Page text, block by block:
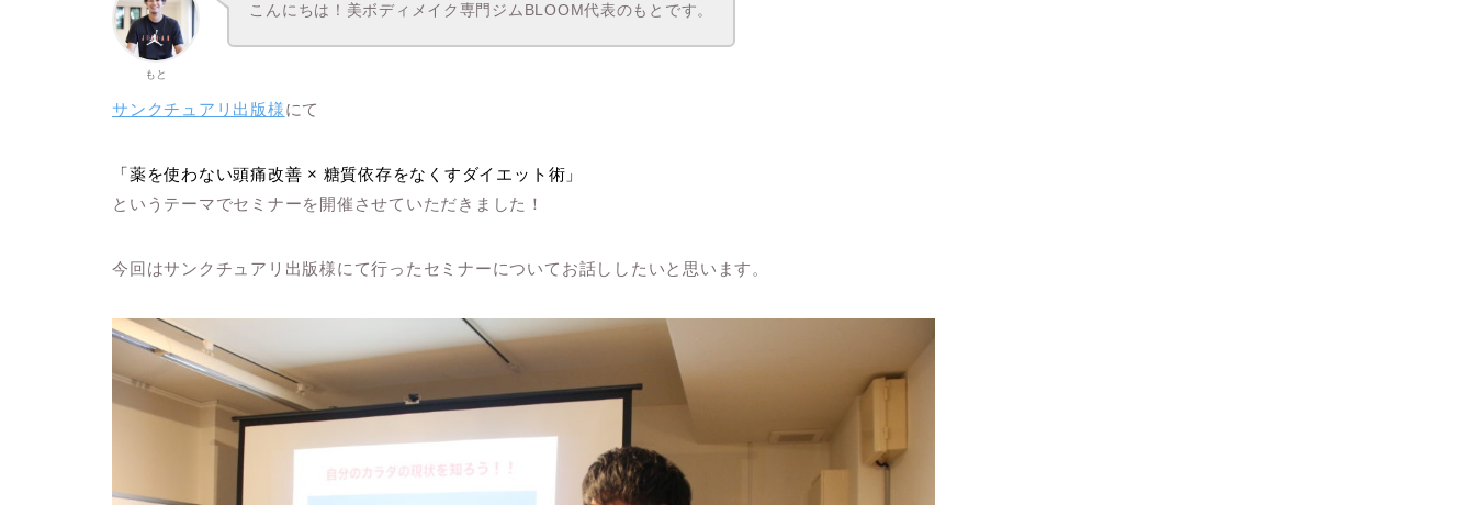
もと
こんにちは！美ボディメイク専門ジムBLOOM代表のもとです。
サンクチュアリ出版様にて
「薬を使わない頭痛改善 × 糖質依存をなくすダイエット術」
というテーマでセミナーを開催させていただきました！
今回はサンクチュアリ出版様にて行ったセミナーについてお話ししたいと思います。